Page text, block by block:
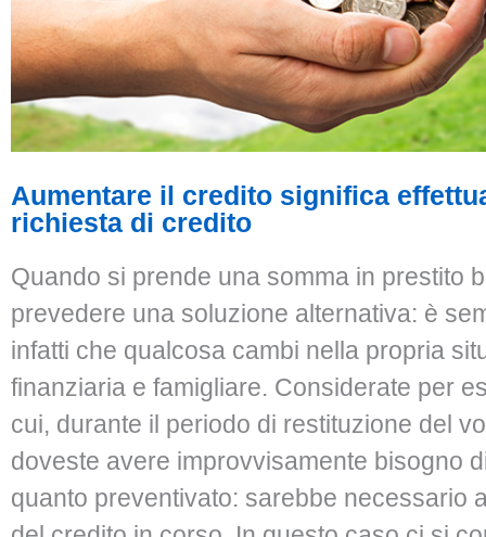
Aumentare il credito significa
richiesta di credito
Quando si prende una somma in prestito
prevedere una soluzione alternativa: è
infatti che qualcosa cambi nella propria
finanziaria e famigliare. Considerate per
cui, durante il periodo di restituzione del
doveste avere improvvisamente bisogno
quanto preventivato: sarebbe necessario